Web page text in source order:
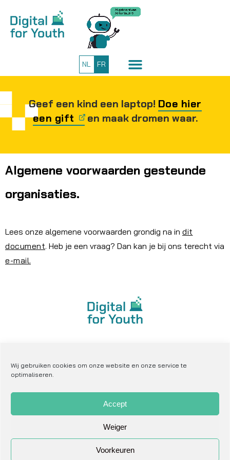
Wij gebruiken cookies om onze website en onze service te
optimaliseren.
Accept
Weiger
Voorkeuren
NL FR
Geef een kind een laptop! Doe hier
een gift
en maak dromen waar.
Algemene voorwaarden gesteunde
organisaties.
Lees onze algemene voorwaarden grondig na in dit
document. Heb je een vraag? Dan kan je bij ons terecht via
e-mail.
cookie verklaring
website door Studio Han
algemene voorwaarden donateurs